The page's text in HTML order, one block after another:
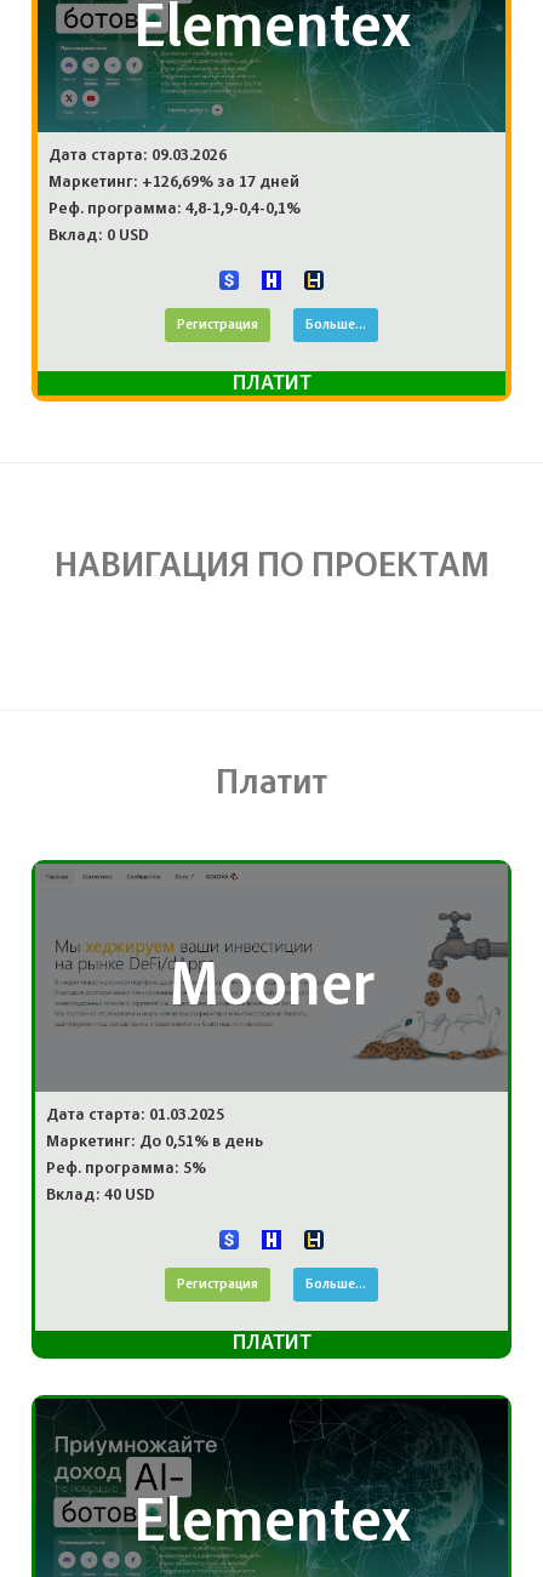
Elementex
Дата старта: 09.03.2026
Маркетинг: +126,69% за 17 дней
Реф. программа: 4,8-1,9-0,4-0,1%
Вклад: 0 USD
Регистрация Больше...
ПЛАТИТ
НАВИГАЦИЯ ПО ПРОЕКТАМ
Платит
Mooner
Дата старта: 01.03.2025
Маркетинг: До 0,51% в день
Реф. программа: 5%
Вклад: 40 USD
Регистрация Больше...
ПЛАТИТ
Elementex